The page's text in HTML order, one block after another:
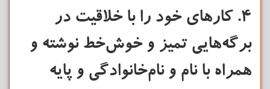
۴. کارهای خود را با خلاقیت در
برگه‌هایی تمیز و خوش‌خط نوشته و
همراه با نام و نام‌خانوادگی و پایه